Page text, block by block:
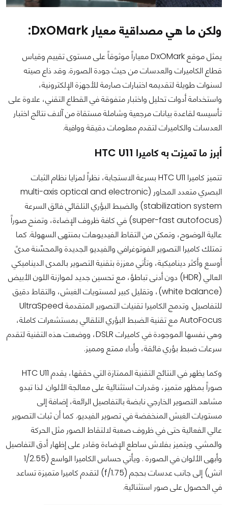
ولكن ما هي مصداقية معيار DxOMark
:
يمثل موقع DxOMark معياراً موثوقاً على مستوى تقييم وقياس
قطاع الكاميرات والعدسات من حيث جودة الصورة. وقد ذاع صيته
لسنوات طويلة لتقديمه اختبارات صارمة للأجهزة الإلكترونية،
واستخدامة أدوات تحليل واختبار متفوقة في القطاع التقني، علاوة على
تأسيسه لقاعدة بيانات مرجعية وشاملة مستقاة من آلاف نتائج اختبار
العدسات والكاميرات لتقدم معلومات دقيقة ووافية.
أبرز ما تميزت به كاميرا HTC U11
تتميز كاميرا HTC U11 بسرعة الاستجابة، نظراً لمزايا نظام الثبات
البصري متعدد المحاور (multi-axis optical and electronic
stabilization system) والضبط البؤري التلقائي فائق السرعة
(super-fast autofocus) في كافة ظروف الإضاءة، وتمنح صوراً
عالية الوضوح، وتمكن من التقاط الفيديوهات بمنتهى السهولة. كما
تمتلك كاميرا التصوير الفوتوغرافي والفيديو الجديدة والمحسّنة مدىً
أوسع وأكثر ديناميكية، وتأتي معززة بتقنية التصوير بالمدى الديناميكي
العالي (HDR) دون أدنى تباطؤ، مع تحسين جديد لموازنة اللون الأبيض
(white balance)، وتقليل كبير لمستويات الغبش، والتقاط دقيق
للتفاصيل. وتدمج الكاميرا تقنيات التصوير المتقدمة UltraSpeed
AutoFocus مع تقنية الضبط البؤري التلقائي بمستشعرات كاملة،
وهي نفسها الموجودة في كاميرات DSLR، ووضعت هذه التقنية لتقدم
سرعات ضبط بؤري فائقة، وأداء ممتع ومميز.
وكما يظهر في النتائج التقنية الممتازة التي حققها، يقدم HTC U11
صوراً بمظهر متميز، وقدرات استثنائية على معالجة الألوان. لذا تبدو
مشاهد التصوير الخارجي نابضة بالتفاصيل الرائعة، إضافة إلى
مستويات الغبش المنخفضة في تصوير الفيديو. كما أن ثبات التصوير
عالي الفعالية حتى في ظروف صعبة لالتقاط الصور مثل الحركة
والمشي. ويتميز بفلاش ساطع الإضاءة وقادر على إظهار أدق التفاصيل
وأبهى الألوان في الصورة . ويأتي حساس الكاميرا الواسع (1/2.55
انش) إلى جانب عدسات بحجم (f/1.75) لتقدم كاميرا متميزة تساعد
في الحصول على صور استثنائية.